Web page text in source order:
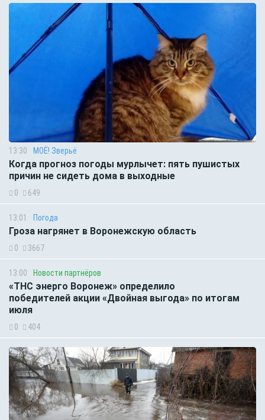
13:30 МОЁ! Зверьё
Когда прогноз погоды мурлычет: пять пушистых
причин не сидеть дома в выходные
0 649
13:01 Погода
Гроза нагрянет в Воронежскую область
0 3667
13:00 Новости партнёров
«ТНС энерго Воронеж» определило
победителей акции «Двойная выгода» по итогам
июля
0 404